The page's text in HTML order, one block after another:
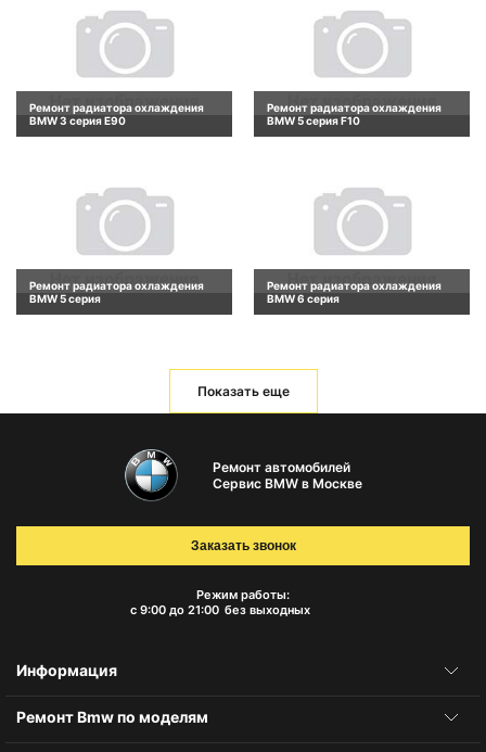
Ремонт радиатора охлаждения
BMW 3 серия E90
Ремонт радиатора охлаждения
BMW 5 серия F10
Ремонт радиатора охлаждения
BMW 5 серия
Ремонт радиатора охлаждения
BMW 6 серия
Показать еще
Ремонт автомобилей
Сервис BMW в Москве
Режим работы:
с 9:00 до 21:00 без выходных
Заказать звонок
Информация
Ремонт Bmw по моделям